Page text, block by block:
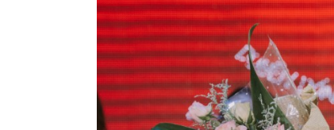
mang Tết Thiếu nhi ấm áp đến trẻ
Toàn Cảnh TEDxUEB 2026:
Và Lan Tỏa Tinh Thần
Diễn viên Dương Phi Long: